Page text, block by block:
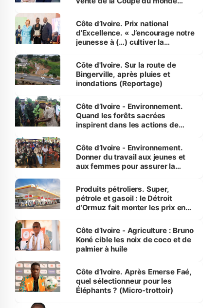
Côte d’Ivoire. Prix national
d’Excellence. « J’encourage notre
jeunesse à (…) cultiver la
(Alassane Ouattara
Côte d'Ivoire. Sur la route de
Bingerville, après pluies et
inondations (Reportage)
Côte d’Ivoire - Environnement.
Quand les forêts sacrées
inspirent dans les actions de
Côte d’Ivoire - Environnement.
Donner du travail aux jeunes et
aux femmes pour assurer la
menacées
Produits pétroliers. Super,
pétrole et gasoil : le Détroit
d’Ormuz fait monter les prix en
Côte d’Ivoire - Agriculture : Bruno
Koné cible les noix de coco et de
palmier à huile
Côte d’Ivoire. Après Emerse Faé,
quel sélectionneur pour les
Éléphants ? (Micro-trottoir)